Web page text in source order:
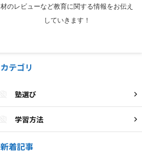
材のレビューなど教育に関する情報をお伝え
していきます！
カテゴリ
塾選び
学習方法
新着記事